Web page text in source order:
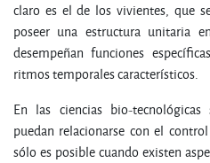
claro es el de los vivientes, que
poseer una estructura unitaria
desempeñan funciones
ritmos temporales característicos.
En las ciencias bio-
puedan relacionarse con el
sólo es posible cuando existen